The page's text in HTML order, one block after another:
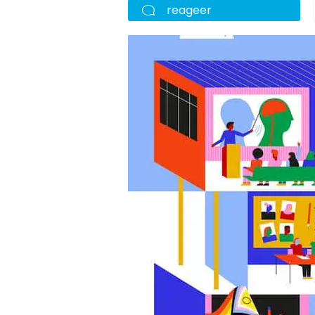
reageer